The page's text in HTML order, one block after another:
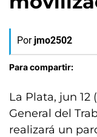
Por jmo2502
Para compartir:
La Plata, jun 12
General del
realizará un